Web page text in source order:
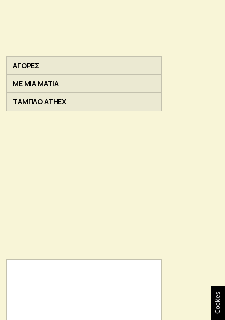
ΑΓΟΡΕΣ
ΜΕ ΜΙΑ ΜΑΤΙΑ
ΤΑΜΠΛΟ ATHEX
Cookies